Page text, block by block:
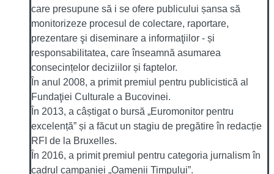
care presupune să i se ofere publicului șansa să
monitorizeze procesul de colectare, raportare,
prezentare şi diseminare a informaţiilor - și
responsabilitatea, care înseamnă asumarea
consecințelor deciziilor și faptelor.
În anul 2008, a primit premiul pentru publicistică al
Fundaţiei Culturale a Bucovinei.
În 2013, a câștigat o bursă „Euromonitor pentru
excelență” și a făcut un stagiu de pregătire în redacție
RFI de la Bruxelles.
În 2016, a primit premiul pentru categoria jurnalism în
cadrul campaniei „Oamenii Timpului”.